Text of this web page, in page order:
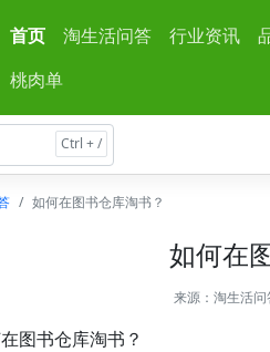
首页 淘生活问答 行业资讯
桃肉单
如何在图书仓库淘书？
如何在
来源： 淘生活问
图书仓库淘书？